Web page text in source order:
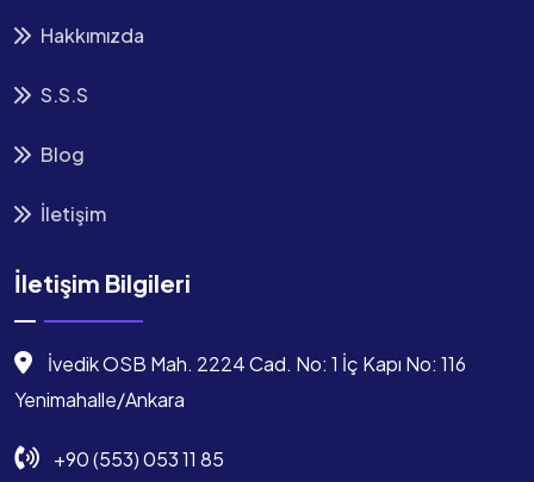
Hakkımızda
S.S.S
Blog
İletişim
İletişim Bilgileri
İvedik OSB Mah. 2224 Cad. No: 1 İç Kapı No: 116
Yenimahalle/Ankara
+90 (553) 053 11 85